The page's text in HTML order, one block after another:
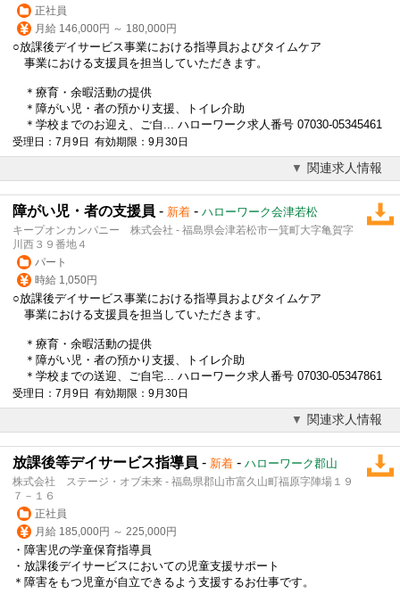
正社員
月給 146,000円 ～ 180,000円
○放課後デイサービス事業における指導員およびタイムケア
事業における支援員を担当していただきます。
＊療育・余暇活動の提供
＊障がい児・者の預かり支援、トイレ介助
＊学校までのお迎え、ご自... ハローワーク求人番号 07030-05345461
受理日：7月9日 有効期限：9月30日
関連求人情報
障がい児・者の支援員 - 新着 - ハローワーク会津若松
キープオンカンパニー 株式会社 - 福島県会津若松市一箕町大字亀賀字
川西３９番地４
パート
時給 1,050円
○放課後デイサービス事業における指導員およびタイムケア
事業における支援員を担当していただきます。
＊療育・余暇活動の提供
＊障がい児・者の預かり支援、トイレ介助
＊学校までの送迎、ご自宅... ハローワーク求人番号 07030-05347861
受理日：7月9日 有効期限：9月30日
関連求人情報
放課後等デイサービス指導員 - 新着 - ハローワーク郡山
株式会社 ステージ・オブ未来 - 福島県郡山市富久山町福原字陣場１９
７－１６
正社員
月給 185,000円 ～ 225,000円
・障害児の学童保育指導員
・ 放課後デイサービス においての児童支援サポート
＊障害をもつ児童が自立できるよう支援するお仕事です。